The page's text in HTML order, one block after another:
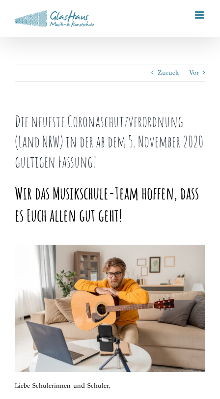
springen
Zurück Vor
Die neueste Coronaschutzverordnung
(Land NRW) in der ab dem 5. November 2020
gültigen Fassung!
Wir das Musikschule-Team hoffen, dass
es Euch allen gut geht!
Liebe Schülerinnen und Schüler,